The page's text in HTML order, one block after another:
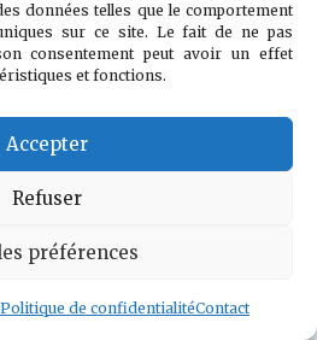
données telles que le comportement
sur ce site. Le fait de ne pas
consentement peut avoir un effet
et fonctions.
Accepter
Refuser
préférences
Politique de confidentialitéContact
Farrel
Grimwood
d’ennemi. Le